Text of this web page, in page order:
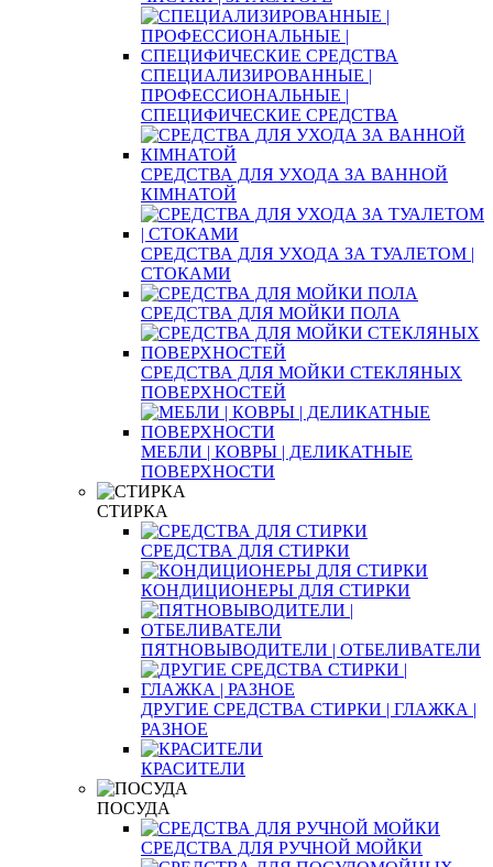
СПЕЦИАЛИЗИРОВАННЫЕ |
ПРОФЕССИОНАЛЬНЫЕ |
СПЕЦИФИЧЕСКИЕ СРЕДСТВА
СРЕДСТВА ДЛЯ УХОДА ЗА ВАННОЙ
КІМНАТОЙ
СРЕДСТВА ДЛЯ УХОДА ЗА ТУАЛЕТОМ |
СТОКАМИ
СРЕДСТВА ДЛЯ МОЙКИ ПОЛА
СРЕДСТВА ДЛЯ МОЙКИ СТЕКЛЯНЫХ
ПОВЕРХНОСТЕЙ
МЕБЛИ | КОВРЫ | ДЕЛИКАТНЫЕ
ПОВЕРХНОСТИ
СТИРКА
СРЕДСТВА ДЛЯ СТИРКИ
КОНДИЦИОНЕРЫ ДЛЯ СТИРКИ
ПЯТНОВЫВОДИТЕЛИ | ОТБЕЛИВАТЕЛИ
ДРУГИЕ СРЕДСТВА СТИРКИ | ГЛАЖКА |
РАЗНОЕ
КРАСИТЕЛИ
ПОСУДА
СРЕДСТВА ДЛЯ РУЧНОЙ МОЙКИ